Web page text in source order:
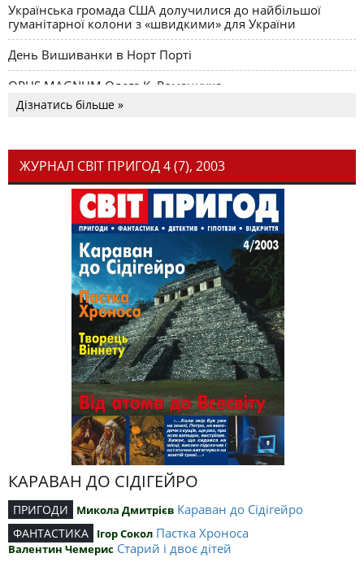
Українська громада США долучилися до найбільшої
гуманітарної колони з «швидкими» для України
День Вишиванки в Норт Порті
OPUS MAGNUM Олега К. Романчука
Дізнатись більше »
ЖУРНАЛ СВІТ ПРИГОД 4 (7), 2003
КАРАВАН ДО СІДІГЕЙРО
ПРИГОДИ Микола Дмитрієв Караван до Сідігейро
ФАНТАСТИКА Ігор Сокол Пастка Хроноса
Валентин Чемерис Старий і двоє дітей